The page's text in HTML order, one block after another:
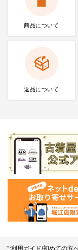
商品について
返品について
ご利用ガイド/初めての方